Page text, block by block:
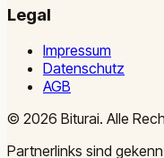
Legal
Impressum
Datenschutz
AGB
© 2026 Biturai. Alle
Partnerlinks sind